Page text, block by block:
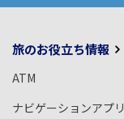
旅のお役立ち情報
ATM
ナビゲーションアプリ